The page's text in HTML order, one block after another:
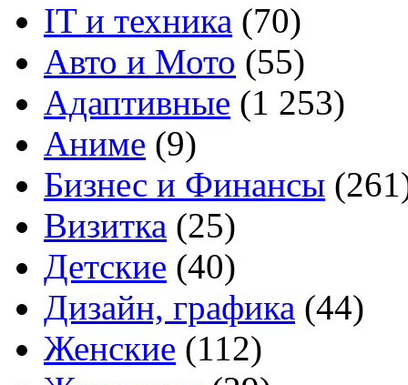
IT и техника (70)
Авто и Мото (55)
Адаптивные (1 253)
Аниме (9)
Бизнес и Финансы
Визитка (25)
Детские (40)
Дизайн, графика (44)
Женские (112)